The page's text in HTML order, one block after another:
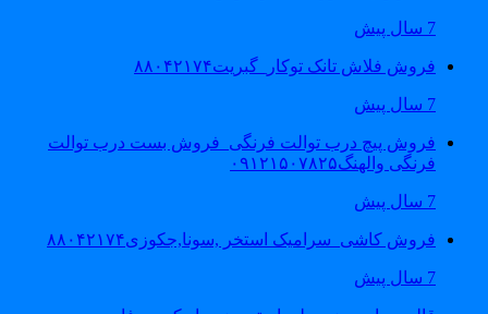
فروش فلاش تانک توکار_گبریت۸۸۰۴۲۱۷۴
فروش پیچ درب توالت فرنگی_فروش بست درب توالت
فرنگی والهنگ۰۹۱۲۱۵۰۷۸۲۵
فروش کاشی_سرامیک استخر ,سونا,جکوزی۸۸۰۴۲۱۷۴